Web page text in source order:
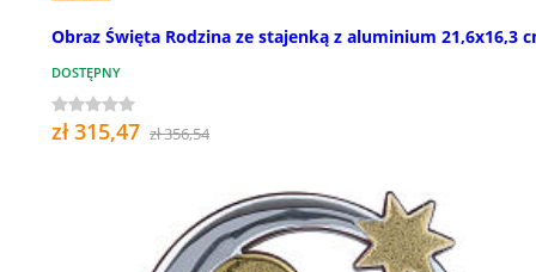
Obraz Święta Rodzina ze stajenką z aluminium 21,6x16,3
DOSTĘPNY
zł 315,47 zł 356,54